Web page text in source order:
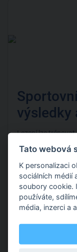
výsledky
Lezení lze trénovat
výdrž, ale
zdravotní
jak se k němu
v rozhovoru. Kdo
Tato webová
K personalizaci
sociálních médií
soubory cookie.
používáte,
média, inzerci a